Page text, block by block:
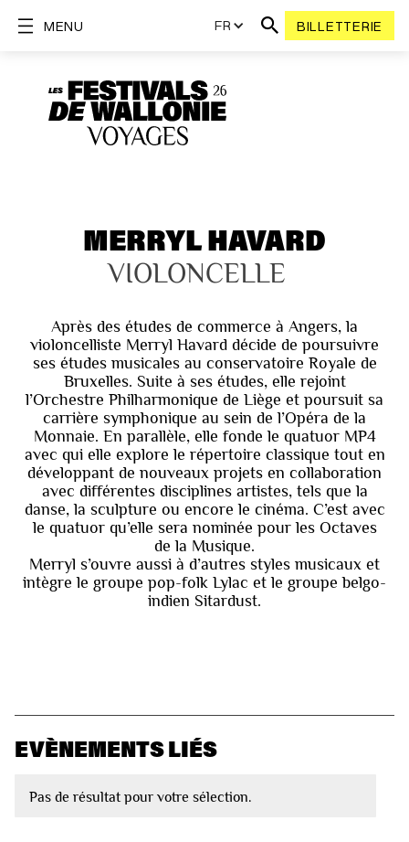
FR BILLETTERIE
MENU
MERRYL HAVARD
VIOLONCELLE
Après des études de commerce à Angers, la
violoncelliste Merryl Havard décide de poursuivre
ses études musicales au conservatoire Royale de
Bruxelles. Suite à ses études, elle rejoint
l’Orchestre Philharmonique de Liège et poursuit sa
carrière symphonique au sein de l’Opéra de la
Monnaie. En parallèle, elle fonde le quatuor MP4
avec qui elle explore le répertoire classique tout en
développant de nouveaux projets en collaboration
avec différentes disciplines artistes, tels que la
danse, la sculpture ou encore le cinéma. C’est avec
le quatuor qu’elle sera nominée pour les Octaves
de la Musique.
Merryl s’ouvre aussi à d’autres styles musicaux et
intègre le groupe pop-folk Lylac et le groupe belgo-
indien Sitardust.
EVÈNEMENTS LIÉS
Pas de résultat pour votre sélection.